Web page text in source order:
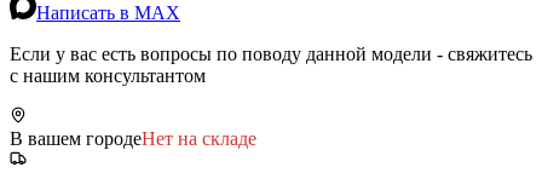
Написать в MAX
Если у вас есть вопросы по поводу данной модели - свяжитесь
с нашим консультантом
В вашем городеНет на складе